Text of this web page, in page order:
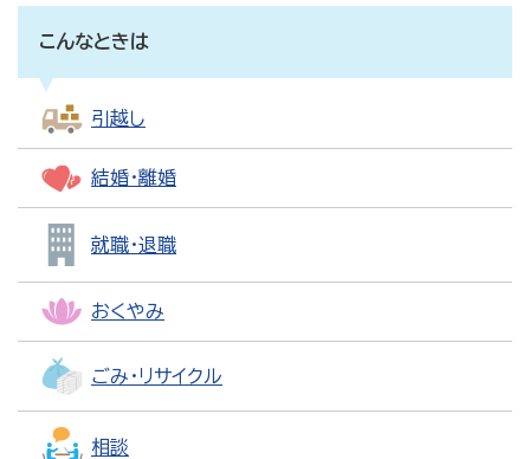
こんなときは
引越し
結婚・離婚
就職・退職
おくやみ
ごみ・リサイクル
相談